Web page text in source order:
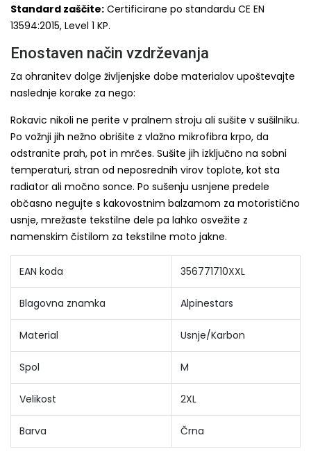
Standard zaščite: Certificirane po standardu CE EN
13594:2015, Level 1 KP.
Enostaven način vzdrževanja
Za ohranitev dolge življenjske dobe materialov upoštevajte
naslednje korake za nego:
Rokavic nikoli ne perite v pralnem stroju ali sušite v sušilniku.
Po vožnji jih nežno obrišite z vlažno mikrofibra krpo, da
odstranite prah, pot in mrčes. Sušite jih izključno na sobni
temperaturi, stran od neposrednih virov toplote, kot sta
radiator ali močno sonce. Po sušenju usnjene predele
občasno negujte s kakovostnim balzamom za motoristično
usnje, mrežaste tekstilne dele pa lahko osvežite z
namenskim čistilom za tekstilne moto jakne.
EAN koda 356771710XXL
Blagovna znamka Alpinestars
Material Usnje/Karbon
Spol M
Velikost 2XL
Barva Črna